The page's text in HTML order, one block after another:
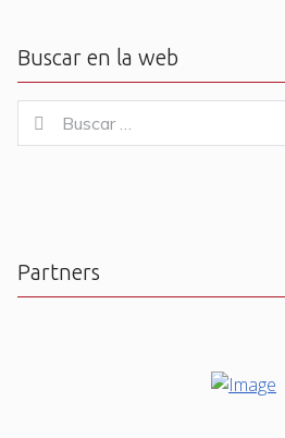
Buscar en la web
for:
Buscar
Partners